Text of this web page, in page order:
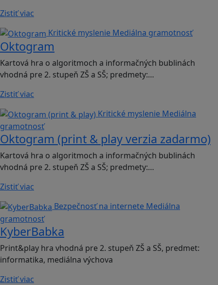
Zistiť viac
Kritické myslenie Mediálna gramotnosť
Oktogram
Kartová hra o algoritmoch a informačných bublinách
vhodná pre 2. stupeň ZŠ a SŠ; predmety:…
Zistiť viac
Kritické myslenie Mediálna
gramotnosť
Oktogram (print & play verzia zadarmo)
Kartová hra o algoritmoch a informačných bublinách
vhodná pre 2. stupeň ZŠ a SŠ; predmety:…
Zistiť viac
Bezpečnosť na internete Mediálna
gramotnosť
KyberBabka
Print&play hra vhodná pre 2. stupeň ZŠ a SŠ, predmet:
informatika, mediálna výchova
Zistiť viac